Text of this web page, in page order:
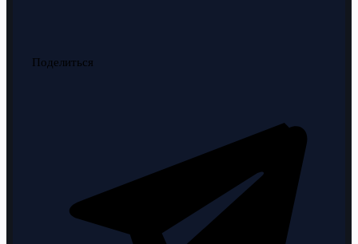
Поделиться